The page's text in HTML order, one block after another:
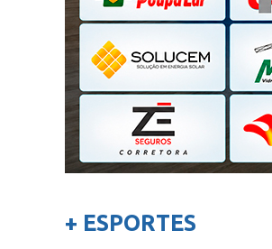
+ ESPORTES